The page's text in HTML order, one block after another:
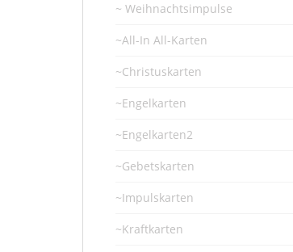
~ Weihnachtsimpulse
~All-In All-Karten
~Christuskarten
~Engelkarten
~Engelkarten2
~Gebetskarten
~Impulskarten
~Kraftkarten